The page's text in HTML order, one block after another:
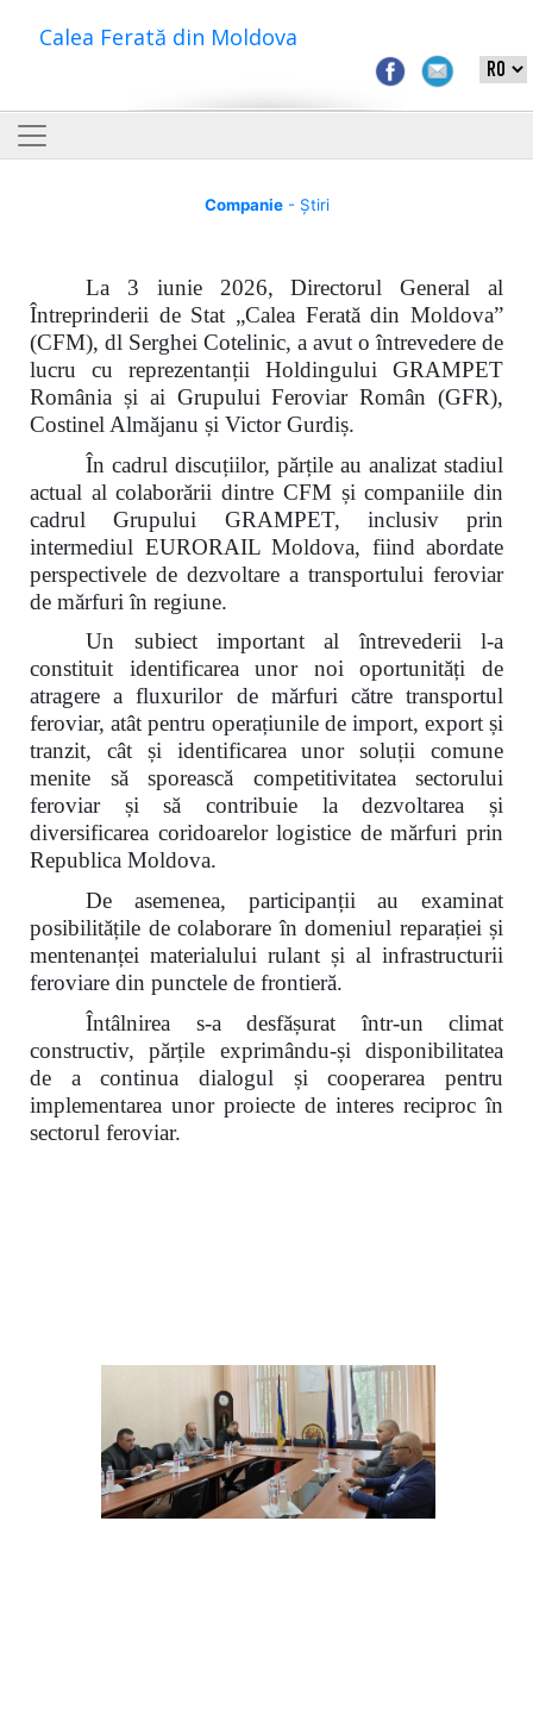
Calea Ferată din Moldova
Companie- Știri
La 3 iunie 2026, Directorul General al
Întreprinderii de Stat „Calea Ferată din Moldova”
(CFM), dl Serghei Cotelinic, a avut o întrevedere de
lucru cu reprezentanții Holdingului GRAMPET
România și ai Grupului Feroviar Român (GFR),
Costinel Almăjanu și Victor Gurdiș.
În cadrul discuțiilor, părțile au analizat stadiul
actual al colaborării dintre CFM și companiile din
cadrul Grupului GRAMPET, inclusiv prin
intermediul EURORAIL Moldova, fiind abordate
perspectivele de dezvoltare a transportului feroviar
de mărfuri în regiune.
Un subiect important al întrevederii l-a
constituit identificarea unor noi oportunități de
atragere a fluxurilor de mărfuri către transportul
feroviar, atât pentru operațiunile de import, export și
tranzit, cât și identificarea unor soluții comune
menite să sporească competitivitatea sectorului
feroviar și să contribuie la dezvoltarea și
diversificarea coridoarelor logistice de mărfuri prin
Republica Moldova.
De asemenea, participanții au examinat
posibilitățile de colaborare în domeniul reparației și
mentenanței materialului rulant și al infrastructurii
feroviare din punctele de frontieră.
Întâlnirea s-a desfășurat într-un climat
constructiv, părțile exprimându-și disponibilitatea
de a continua dialogul și cooperarea pentru
implementarea unor proiecte de interes reciproc în
sectorul feroviar.